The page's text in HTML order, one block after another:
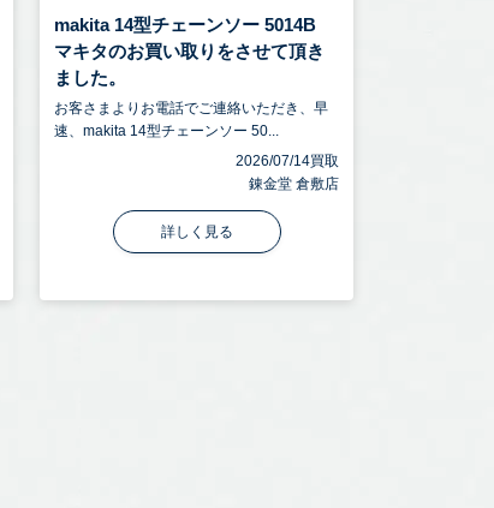
makita 14型チェーンソー 5014B
マキタのお買い取りをさせて頂き
ました。
お客さまよりお電話でご連絡いただき、早
速、makita 14型チェーンソー 50...
2026/07/14買取
錬金堂 倉敷店
詳しく見る